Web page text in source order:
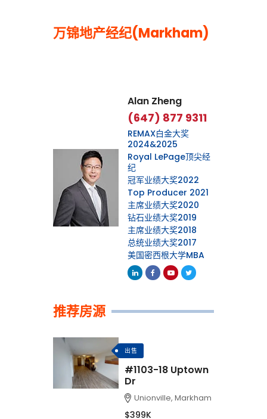
万锦地产经纪(Markham)
Alan Zheng
(647) 877 9311
REMAX白金大奖
2024&2025
Royal LePage顶尖经
纪
冠军业绩大奖2022
Top Producer 2021
主席业绩大奖2020
钻石业绩大奖2019
主席业绩大奖2018
总统业绩大奖2017
美国密西根大学MBA
推荐房源
出售
#1103-18 Uptown
Dr
Unionville, Markham
$399K